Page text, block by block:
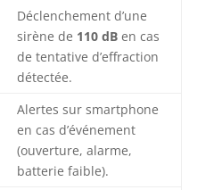
Déclenchement d’une
sirène de 110 dBen cas
de tentative d’effraction
détectée.
Alertes sur smartphone
en cas d’événement
(ouverture, alarme,
batterie faible).